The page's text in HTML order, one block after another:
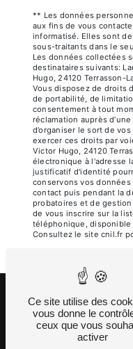
** Les données
aux fins de vous
informatisé. Elles sont
sous-traitants dans le
Les données collectées
destinataires suivants:
Hugo, 24120 Terrasson-
Vous disposez de droits
de portabilité, de
consentement à tout
réclamation auprès
d’organiser le sort de
exercer ces droits par
Victor Hugo, 24120
électronique à l'adresse
justificatif d'identité
conservons vos
contact puis pendant la
probatoires et de
de vous inscrire sur la
téléphonique, disponible
Consultez le site cnil.fr
©Vistalid- 2026
Ce site utilise des
vous donne le
ceux que vous
activer